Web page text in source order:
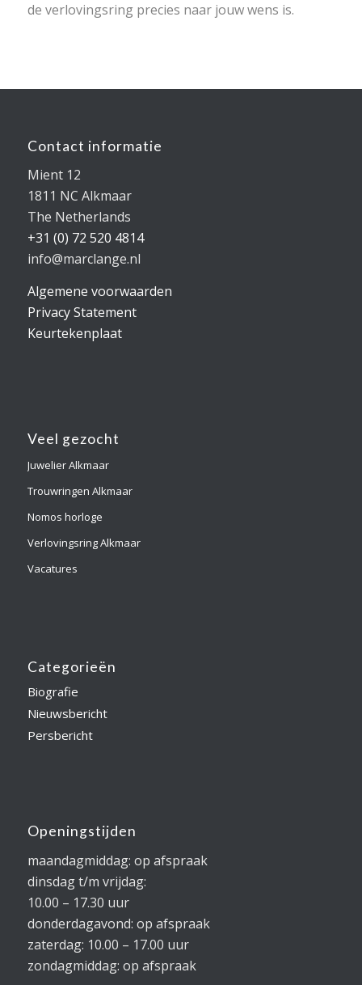
de verlovingsring precies naar jouw wens is.
Contact informatie
Mient 12
1811 NC Alkmaar
The Netherlands
+31 (0) 72 520 4814
info@marclange.nl
Algemene voorwaarden
Privacy Statement
Keurtekenplaat
Veel gezocht
Juwelier Alkmaar
Trouwringen Alkmaar
Nomos horloge
Verlovingsring Alkmaar
Vacatures
Categorieën
Biografie
Nieuwsbericht
Persbericht
Openingstijden
maandagmiddag: op afspraak
dinsdag t/m vrijdag:
10.00 – 17.30 uur
donderdagavond: op afspraak
zaterdag: 10.00 – 17.00 uur
zondagmiddag: op afspraak